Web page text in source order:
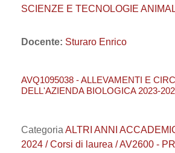
SCIENZE E TECNOLOGIE
Docente: Sturaro Enrico
AVQ1095038 - ALLEVAMENTI E
DELL'AZIENDA BIOLOGICA 2023-
Categoria ALTRI ANNI
2024 / Corsi di laurea / AV2600 -